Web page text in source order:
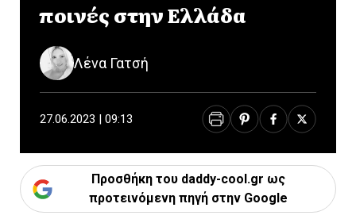
ποινές στην Ελλάδα
Λένα Γατσή
27.06.2023 | 09:13
Προσθήκη του daddy-cool.gr ως
προτεινόμενη πηγή στην Google